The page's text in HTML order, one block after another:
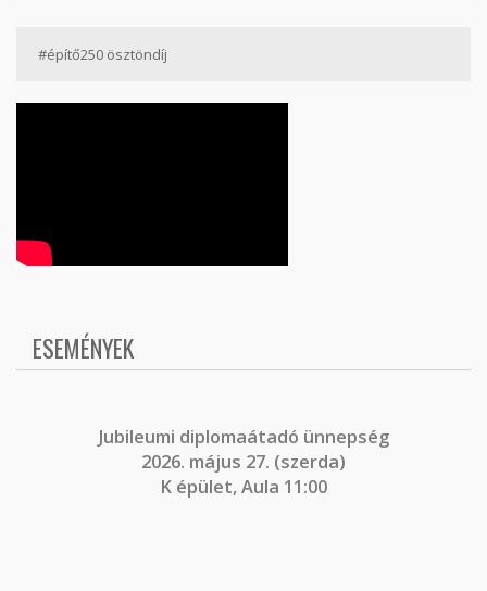
#építő250 ösztöndíj
ESEMÉNYEK
Jubileumi diplomaátadó ünnepség
2026. május 27. (szerda)
K épület, Aula 11:00